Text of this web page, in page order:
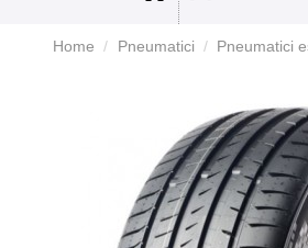
Home Pneumatici Pneumatici